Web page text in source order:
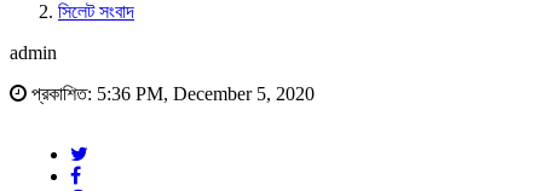
সিলেট সংবাদ
admin
প্রকাশিত: 5:36 PM, December 5, 2020